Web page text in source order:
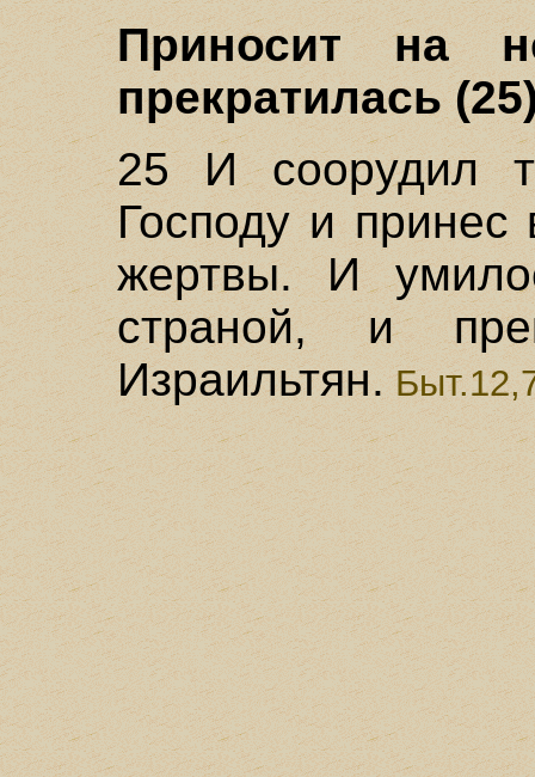
Приносит на
прекратилась
25 И соорудил
Господу и
жертвы. И
страной, и
Израильтян.